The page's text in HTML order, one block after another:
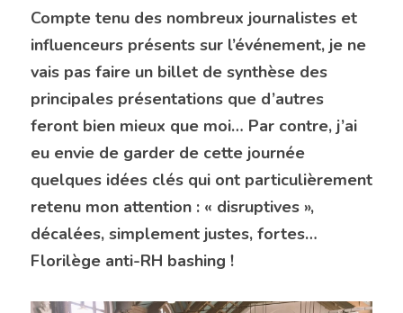
Compte tenu des nombreux journalistes et
influenceurs présents sur l’événement, je ne
vais pas faire un billet de synthèse des
principales présentations que d’autres
feront bien mieux que moi… Par contre, j’ai
eu envie de garder de cette journée
quelques idées clés qui ont particulièrement
retenu mon attention : « disruptives »,
décalées, simplement justes, fortes…
Florilège anti-RH bashing !